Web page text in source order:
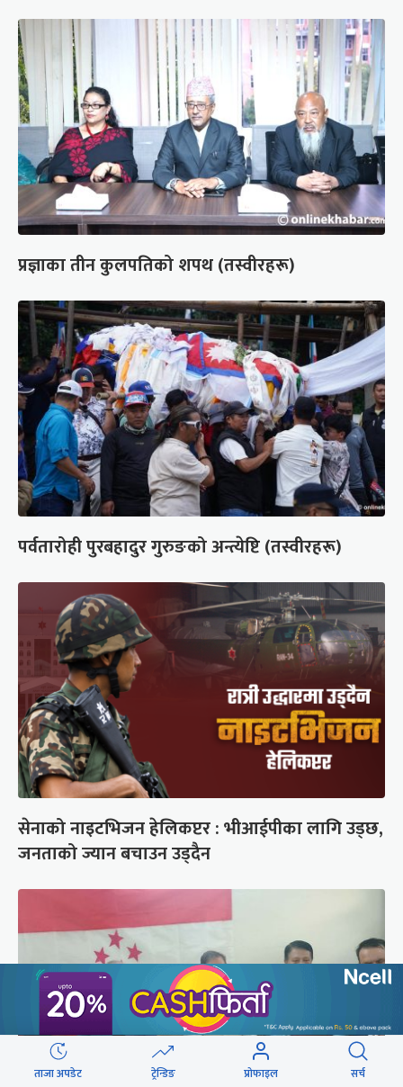
प्रज्ञाका तीन कुलपतिको शपथ (तस्वीरहरू)
पर्वतारोही पुरबहादुर गुरुङको अन्त्येष्टि (तस्वीरहरू)
सेनाको नाइटभिजन हेलिकप्टर : भीआईपीका लागि उड्छ,
जनताको ज्यान बचाउन उड्दैन
ताजा अपडेट ट्रेन्डिङ प्रोफाइल सर्च